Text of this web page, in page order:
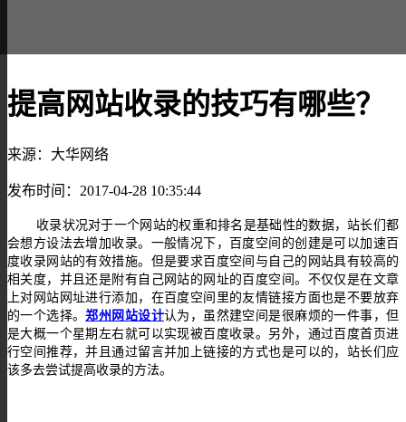
提高网站收录的技巧有哪些？
来源：大华网络
发布时间：2017-04-28 10:35:44
收录状况对于一个网站的权重和排名是基础性的数据，站长们都
会想方设法去增加收录。一般情况下，百度空间的创建是可以加速百
度收录网站的有效措施。但是要求百度空间与自己的网站具有较高的
相关度，并且还是附有自己网站的网址的百度空间。不仅仅是在文章
上对网站网址进行添加，在百度空间里的友情链接方面也是不要放弃
的一个选择。郑州网站设计认为，虽然建空间是很麻烦的一件事，但
是大概一个星期左右就可以实现被百度收录。另外，通过百度首页进
行空间推荐，并且通过留言并加上链接的方式也是可以的，站长们应
该多去尝试提高收录的方法。